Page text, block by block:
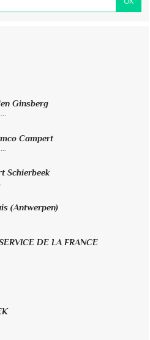
Ginsberg
Campert
Schierbeek
(Antwerpen)
DE LA FRANCE